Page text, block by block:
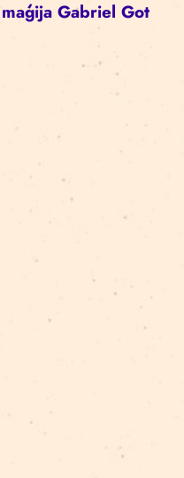
maģija Gabriel Got